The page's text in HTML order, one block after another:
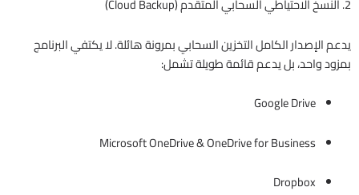
2. النسخ الاحتياطي السحابي المتقدم (Cloud Backup)
يدعم الإصدار الكامل التخزين السحابي بمرونة هائلة. لا يكتفي البرنامج
بمزود واحد، بل يدعم قائمة طويلة تشمل:
Google Drive
Microsoft OneDrive & OneDrive for Business
Dropbox